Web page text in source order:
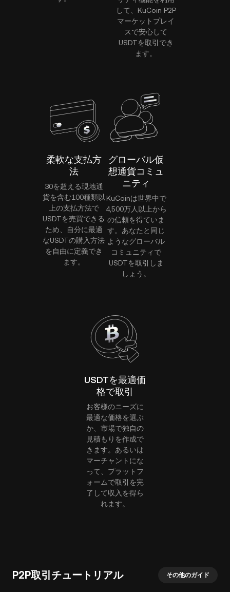
して、KuCoin P2P
マーケットプレイ
スで安心して
USDTを取引でき
ます。
柔軟な支払方
法
30を超える現地通
貨を含む100種類以
上の支払方法で
USDTを売買できる
ため、自分に最適
なUSDTの購入方法
を自由に定義でき
ます。
グローバル仮
想通貨コミュ
ニティ
KuCoinは世界中で
4,500万人以上から
の信頼を得ていま
す。あなたと同じ
ようなグローバル
コミュニティで
USDTを取引しま
しょう。
USDTを最適価
格で取引
お客様のニーズに
最適な価格を選ぶ
か、市場で独自の
見積もりを作成で
きます。あるいは
マーチャントにな
って、プラットフ
ォームで取引を完
了して収入を得ら
れます。
P2P取引チュートリアル その他のガイド